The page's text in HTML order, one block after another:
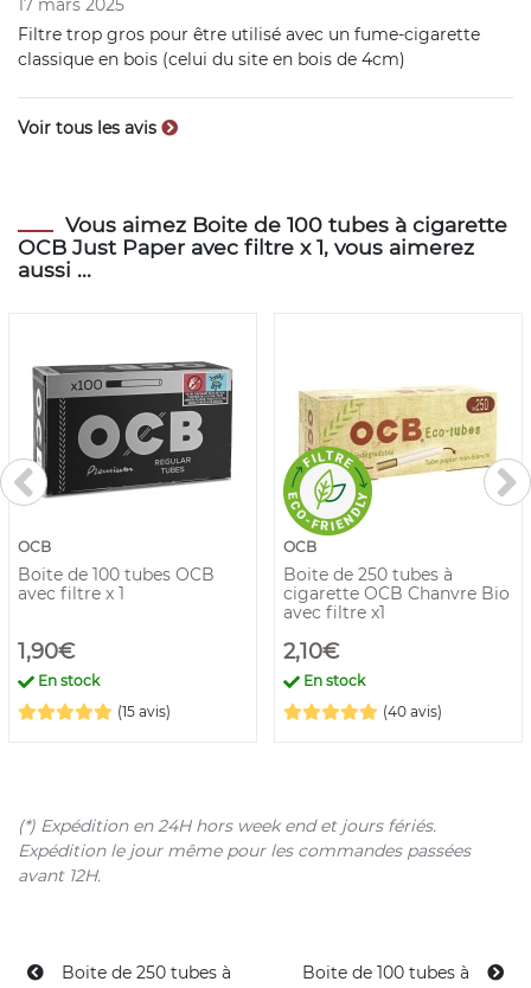
17 mars 2025
Filtre trop gros pour être utilisé avec un fume-cigarette
classique en bois (celui du site en bois de 4cm)
Voir tous les avis
Vous aimez Boite de 100 tubes à cigarette
OCB Just Paper avec filtre x 1, vous aimerez
aussi ...
OCB
Boite de 100 tubes OCB
avec filtre x 1
1,90€
En stock
(15 avis)
OCB
Boite de 250 tubes à
cigarette OCB Chanvre Bio
avec filtre x1
2,10€
En stock
(40 avis)
(*) Expédition en 24H hors week end et jours fériés.
Expédition le jour même pour les commandes passées
avant 12H.
Boite de 250 tubes à
Boite de 100 tubes à